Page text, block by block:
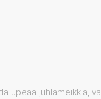
upeaa juhlameikkiä,